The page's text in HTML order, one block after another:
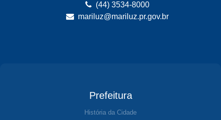
(44) 3534-8000
mariluz@mariluz.pr.gov.br
Prefeitura
História da Cidade